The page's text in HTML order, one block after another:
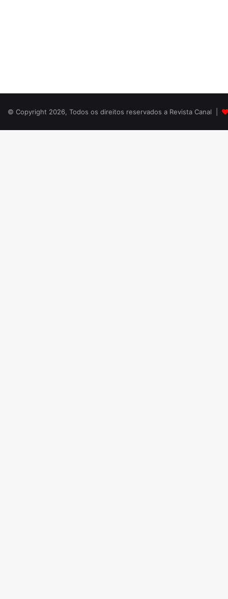
© Copyright 2026, Todos os direitos reservados a Revista Canal |